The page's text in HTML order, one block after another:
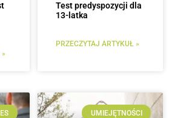
»
Test predyspozycji dla
13-latka
PRZECZYTAJ ARTYKUŁ »
UMIEJĘTNOŚCI